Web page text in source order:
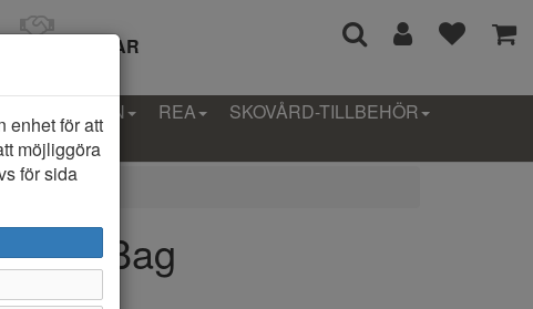
KÖP I 14 DAGAR
REA
SKOVÅRD-TILLBEHÖR
Bag
enhet för att
möjliggöra
för sida